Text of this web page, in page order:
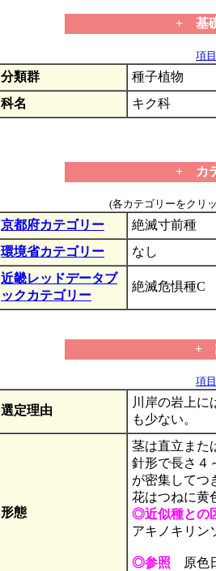
+ 基
項
分類群
種子植物
科名
キク科
+ カ
(各カテゴリーをクリ
京都府カテゴリー
絶滅寸前種
環境省カテゴリー
なし
近畿レッドデータブ
ックカテゴリー
絶滅危惧種C
+
項
選定理由
川岸の岩上に
も少ない。
形態
茎は直立また
針形で長さ４
が密集してつ
花はつねに黄
◎近似種との
アキノキリン
◎参照 原色